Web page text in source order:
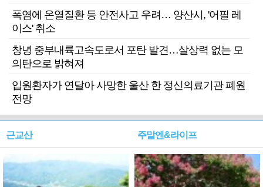
폭염에 온열질환 등 안전사고 우려… 양산시, '어필 레
이스' 취소
창녕 중부내륙고속도로서 포탄 발견…살상력 없는 모
의탄으로 밝혀져
입원환자가 연달아 사망한 울산 한 정신의료기관 폐원
전망
근교산 주말엔&라이프